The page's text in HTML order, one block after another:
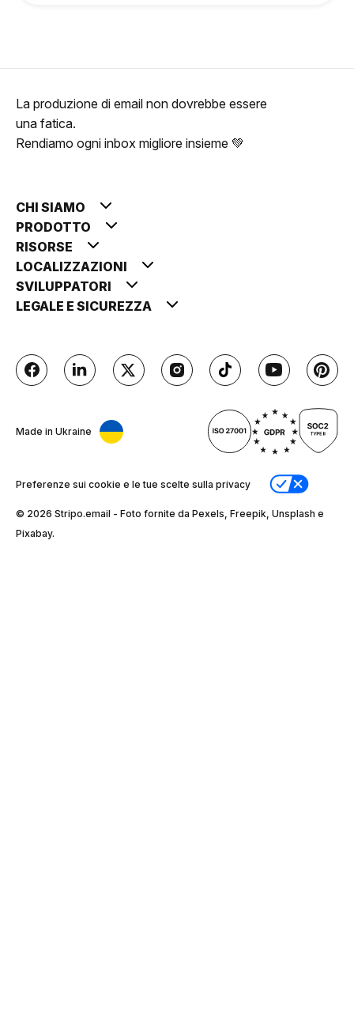
La produzione di email non dovrebbe essere
una fatica.
Rendiamo ogni inbox migliore insieme 💚
CHI SIAMO
PRODOTTO
RISORSE
LOCALIZZAZIONI
SVILUPPATORI
LEGALE E SICUREZZA
Made in Ukraine
Preferenze sui cookie e le tue scelte sulla privacy
© 2026 Stripо.email - Foto fornite da Pexels, Freepik, Unsplash e
Pixabay.